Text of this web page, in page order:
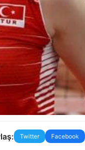
Twitter Facebook